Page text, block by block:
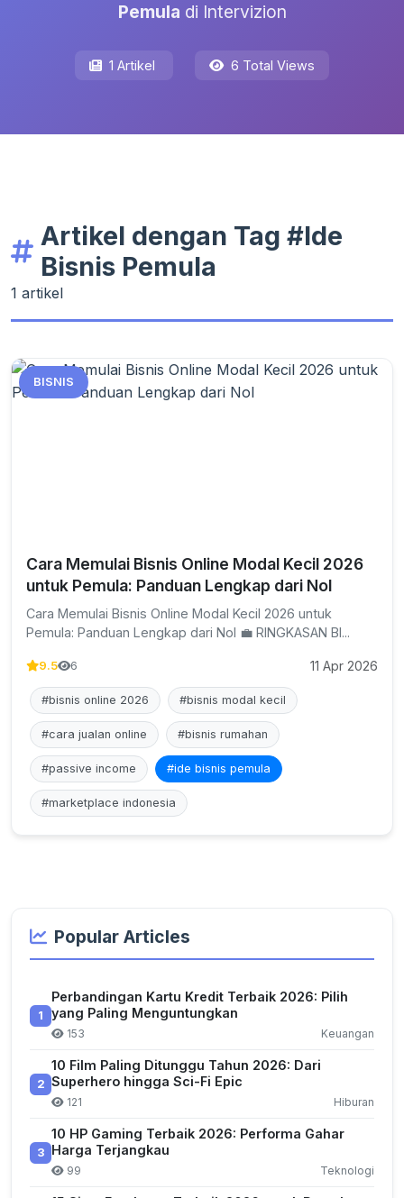
Pemula di Intervizion
1 Artikel 6 Total Views
Artikel dengan Tag #Ide
Bisnis Pemula
1 artikel
BISNIS
Cara Memulai Bisnis Online Modal Kecil 2026
untuk Pemula: Panduan Lengkap dari Nol
Cara Memulai Bisnis Online Modal Kecil 2026 untuk
Pemula: Panduan Lengkap dari Nol 💼 RINGKASAN BI...
9.5 6 11 Apr 2026
#bisnis online 2026 #bisnis modal kecil
#cara jualan online #bisnis rumahan
#passive income #ide bisnis pemula
#marketplace indonesia
Popular Articles
1
Perbandingan Kartu Kredit Terbaik 2026: Pilih
yang Paling Menguntungkan
153 Keuangan
2
10 Film Paling Ditunggu Tahun 2026: Dari
Superhero hingga Sci-Fi Epic
121 Hiburan
3
10 HP Gaming Terbaik 2026: Performa Gahar
Harga Terjangkau
99 Teknologi